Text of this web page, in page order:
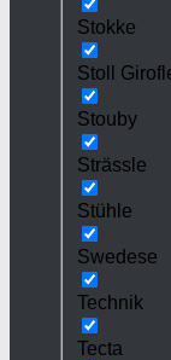
Stokke
Stoll
Stouby
Strässle
Stühle
Swedese
Technik
Tecta